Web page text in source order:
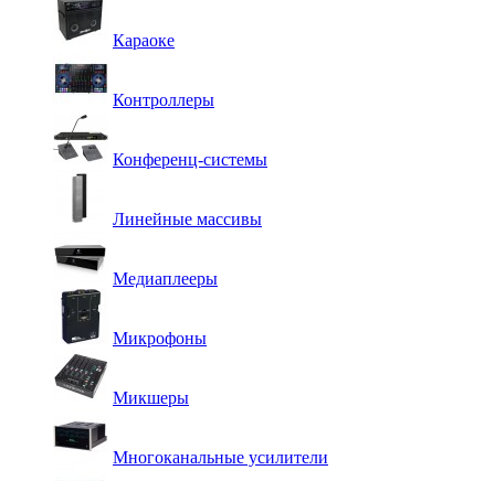
Караоке
Контроллеры
Конференц-системы
Линейные массивы
Медиаплееры
Микрофоны
Микшеры
Многоканальные усилители